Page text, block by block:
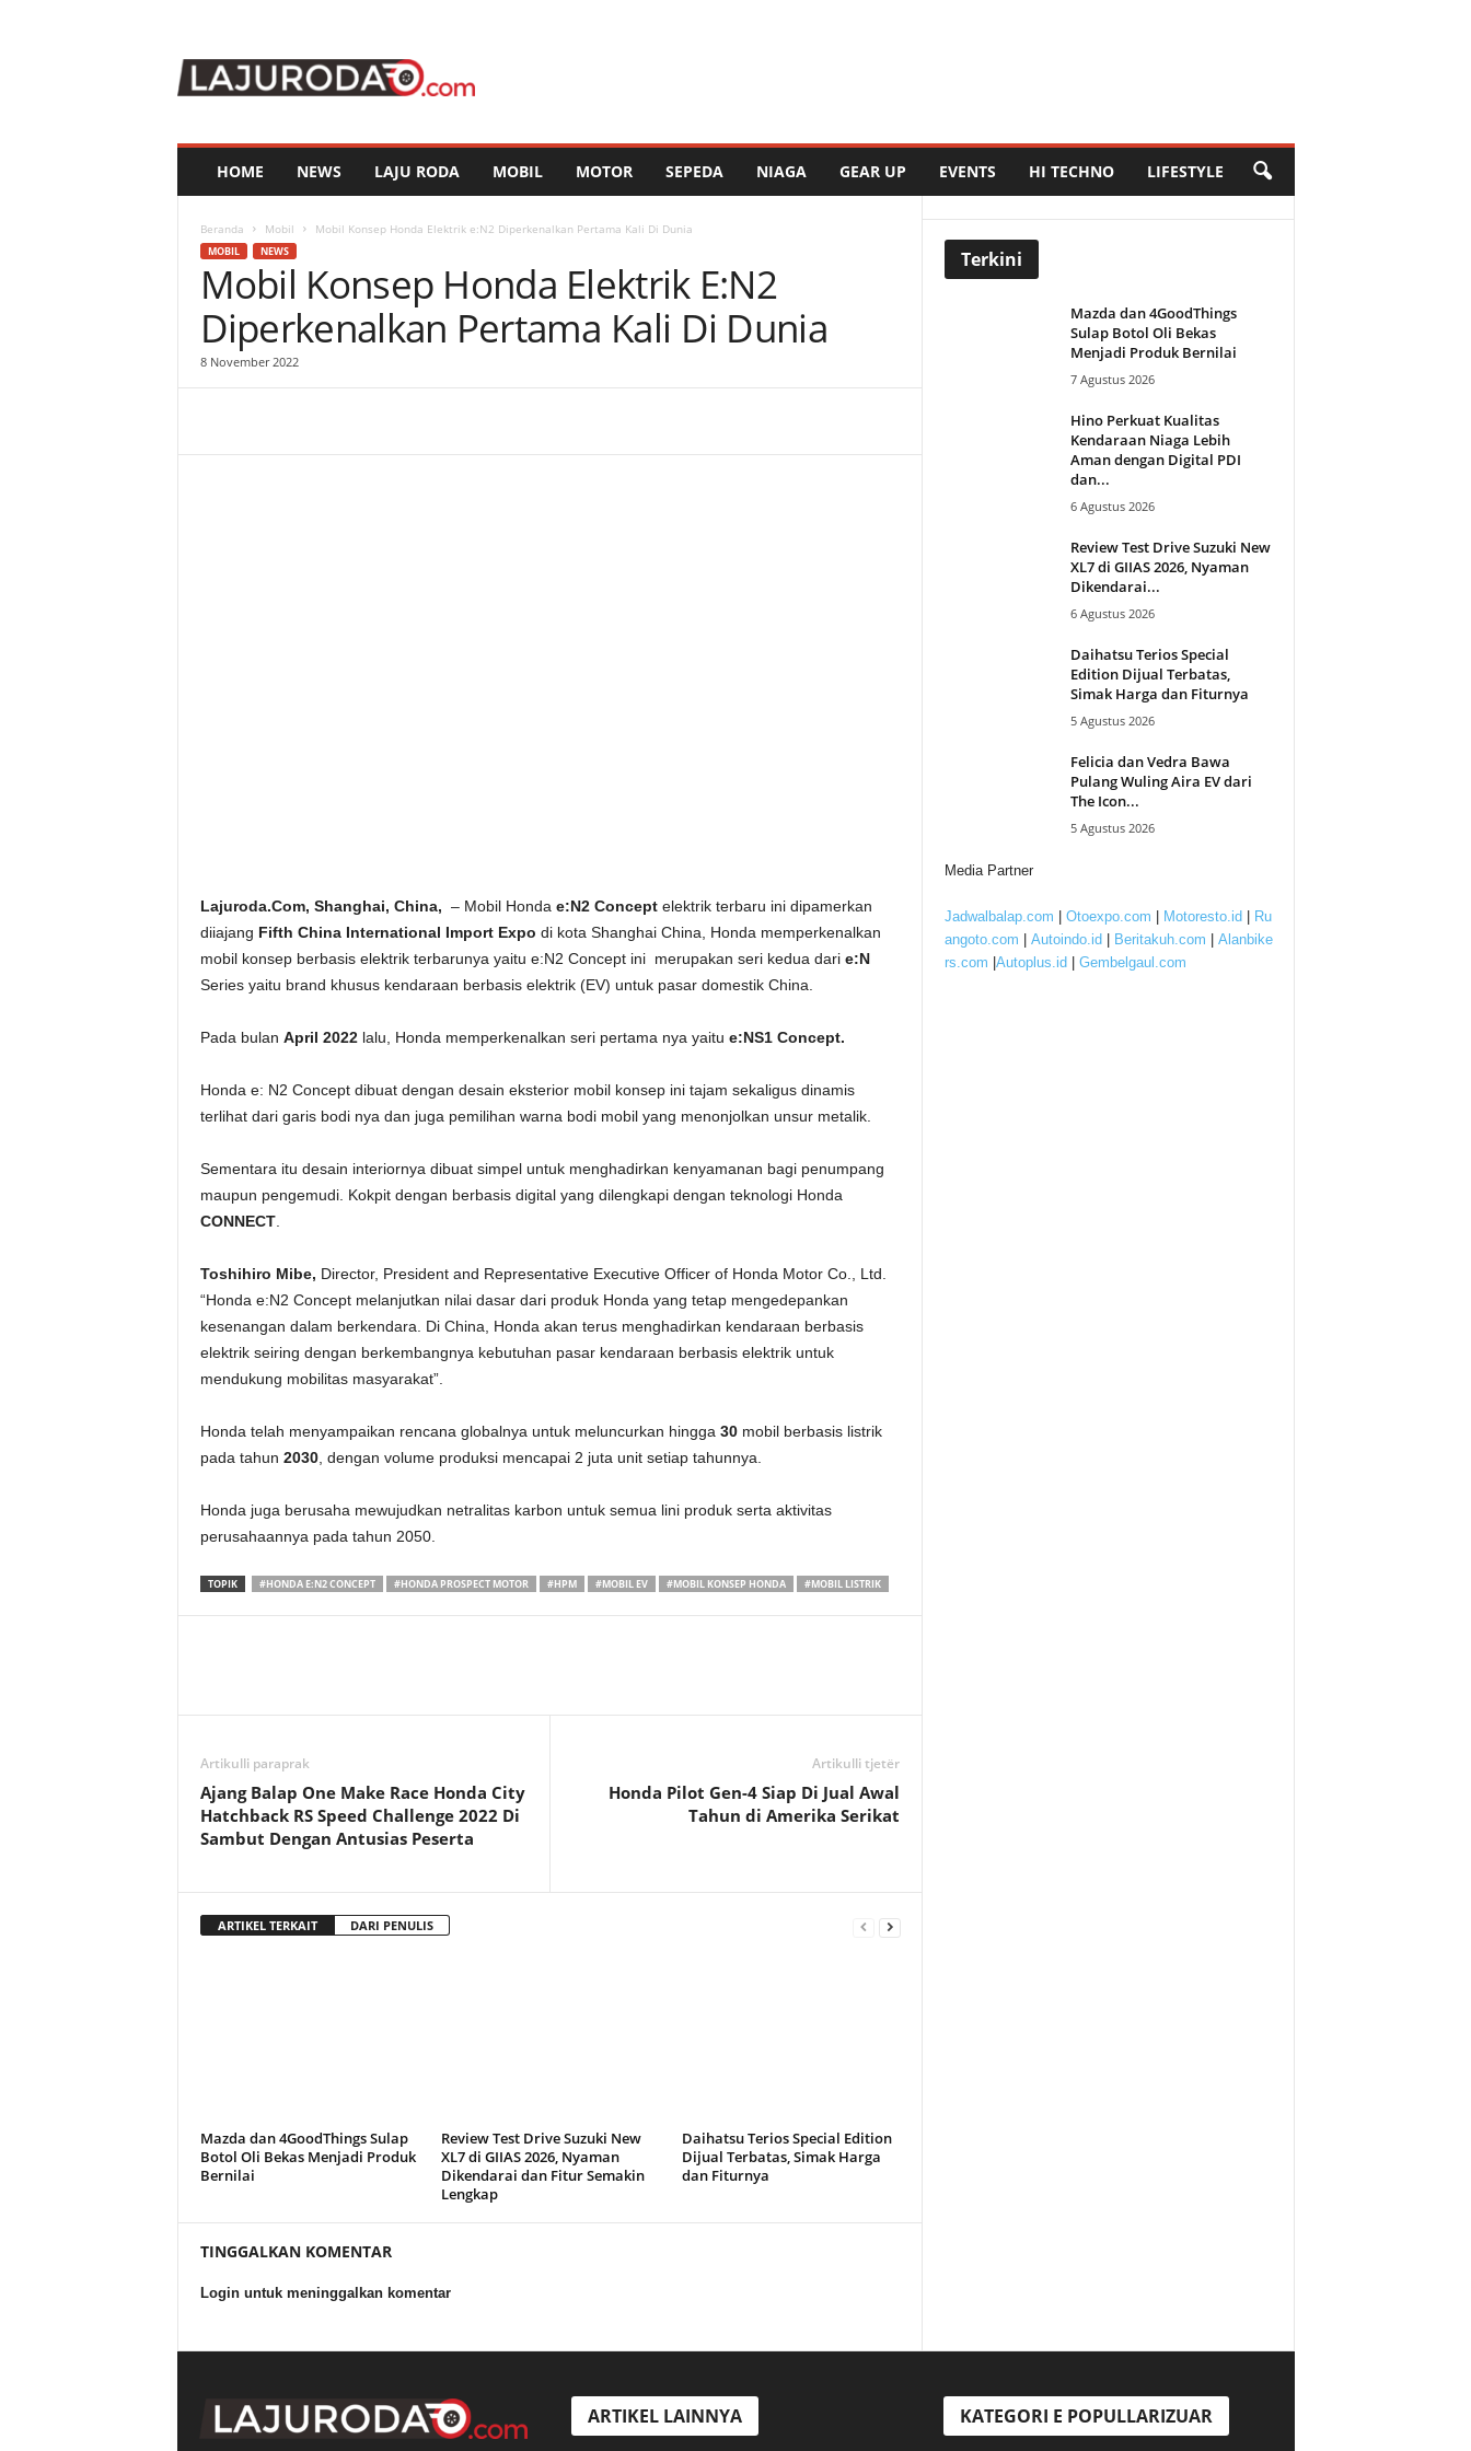
u
HOME NEWS LAJU RODA MOBIL MOTOR SEPEDA NIAGA GEAR UP EVENTS HI TECHNO LIFESTYLE
Beranda Mobil Mobil Konsep Honda Elektrik e:N2 Diperkenalkan Pertama Kali Di Dunia
MOBIL NEWS
Mobil Konsep Honda Elektrik E:N2
Diperkenalkan Pertama Kali Di Dunia
8 November 2022
Lajuroda.Com, Shanghai, China, – Mobil Honda e:N2 Conceptelektrik terbaru ini dipamerkan
diiajang Fifth China International Import Expo di kota Shanghai China, Honda memperkenalkan
mobil konsep berbasis elektrik terbarunya yaitu e:N2 Concept ini merupakan seri kedua dari e:N
Series yaitu brand khusus kendaraan berbasis elektrik (EV) untuk pasar domestik China.
Pada bulan April 2022lalu, Honda memperkenalkan seri pertama nya yaitu e:NS1 Concept.
Honda e: N2 Concept dibuat dengan desain eksterior mobil konsep ini tajam sekaligus dinamis
terlihat dari garis bodi nya dan juga pemilihan warna bodi mobil yang menonjolkan unsur metalik.
Sementara itu desain interiornya dibuat simpel untuk menghadirkan kenyamanan bagi penumpang
maupun pengemudi. Kokpit dengan berbasis digital yang dilengkapi dengan teknologi Honda
CONNECT.
Toshihiro Mibe, Director, President and Representative Executive Officer of Honda Motor Co., Ltd.
“Honda e:N2 Concept melanjutkan nilai dasar dari produk Honda yang tetap mengedepankan
kesenangan dalam berkendara. Di China, Honda akan terus menghadirkan kendaraan berbasis
elektrik seiring dengan berkembangnya kebutuhan pasar kendaraan berbasis elektrik untuk
mendukung mobilitas masyarakat”.
Honda telah menyampaikan rencana globalnya untuk meluncurkan hingga 30mobil berbasis listrik
pada tahun 2030, dengan volume produksi mencapai 2 juta unit setiap tahunnya.
Honda juga berusaha mewujudkan netralitas karbon untuk semua lini produk serta aktivitas
perusahaannya pada tahun 2050.
TOPIK #HONDA E:N2 CONCEPT #HONDA PROSPECT MOTOR #HPM #MOBIL EV #MOBIL KONSEP HONDA #MOBIL LISTRIK
Artikulli paraprak
Ajang Balap One Make Race Honda City
Hatchback RS Speed Challenge 2022 Di
Sambut Dengan Antusias Peserta
Artikulli tjetër
Honda Pilot Gen-4 Siap Di Jual Awal
Tahun di Amerika Serikat
ARTIKEL TERKAIT DARI PENULIS
Mazda dan 4GoodThings Sulap
Botol Oli Bekas Menjadi Produk
Bernilai
Review Test Drive Suzuki New
XL7 di GIIAS 2026, Nyaman
Dikendarai dan Fitur Semakin
Lengkap
Daihatsu Terios Special Edition
Dijual Terbatas, Simak Harga
dan Fiturnya
TINGGALKAN KOMENTAR
Login untuk meninggalkan komentar
Terkini
Mazda dan 4GoodThings
Sulap Botol Oli Bekas
Menjadi Produk Bernilai
7 Agustus 2026
Hino Perkuat Kualitas
Kendaraan Niaga Lebih
Aman dengan Digital PDI
dan...
6 Agustus 2026
Review Test Drive Suzuki New
XL7 di GIIAS 2026, Nyaman
Dikendarai...
6 Agustus 2026
Daihatsu Terios Special
Edition Dijual Terbatas,
Simak Harga dan Fiturnya
5 Agustus 2026
Felicia dan Vedra Bawa
Pulang Wuling Aira EV dari
The Icon...
5 Agustus 2026
Media Partner
Jadwalbalap.com Otoexpo.com Motoresto.id
Ru
angoto.com
Autoindo.id Beritakuh.com
Alanbike
rs.com Autoplus.id Gembelgaul.com
ARTIKEL LAINNYA KATEGORI E POPULLARIZUAR